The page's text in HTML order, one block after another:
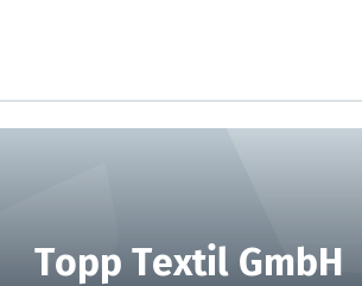
Topp Textil GmbH